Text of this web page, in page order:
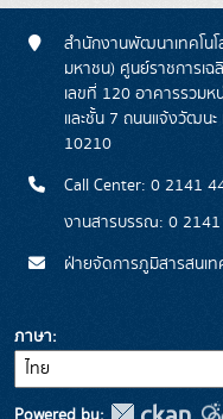
สำนักงานพัฒนาเทคโน
มหาชน) ศูนย์ราชการเ
เลขที่ 120 อาคารรวม
และชั้น 7 ถนนแจ้งวัฒน
10210
Call Center: 0 2141
งานสารบรรณ: 0
ฝ่ายจัดการภูมิสารสนเ
ภาษา